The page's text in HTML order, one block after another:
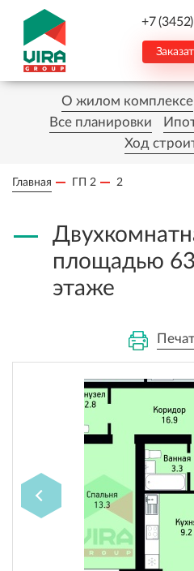
+7
О жилом комплексе
Все планировки
Ход
Главная ГП 2 2
площадью
этаже